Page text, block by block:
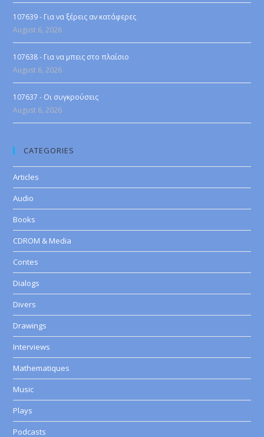
107639 - Για να ξέρεις αν κατάφερες
August 6, 2026
107638 - Για να μπεις στο πλαίσιο
August 6, 2026
107637 - Οι συγκρούσεις
August 6, 2026
CATEGORIES
Articles
Audio
Books
CDROM & Media
Contes
Dialogs
Divers
Drawings
Interviews
Mathematiques
Music
Plays
Podcasts